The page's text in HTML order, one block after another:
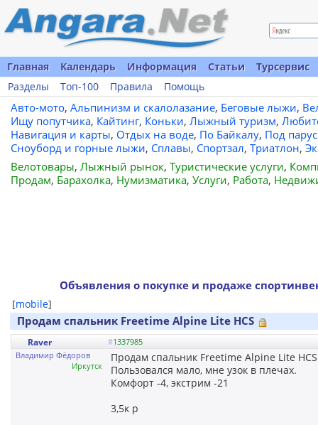
Главная Календарь Информация Статьи
Турсервис
Разделы
Топ-100 Правила Помощь
Авто-мото, Альпинизм и скалолазание, Беговые лыжи,
Ищу попутчика, Кайтинг, Коньки, Лыжный туризм,
Навигация и карты, Отдых на воде, По Байкалу, Под
Сноуборд и горные лыжи, Сплавы, Спортзал, Триатлон,
Велотовары, Лыжный рынок, Туристические услуги,
Продам, Барахолка, Нумизматика, Услуги, Работа,
Объявления о покупке и продаже
[mobile]
Продам спальник Freetime Alpine Lite HCS
Raver #1337985
Владимир Фёдоров
Иркутск
Продам спальник Freetime Alpine Lite HCS
Пользовался мало, мне узок в плечах.
Комфорт -4, экстрим -21
3,5к р